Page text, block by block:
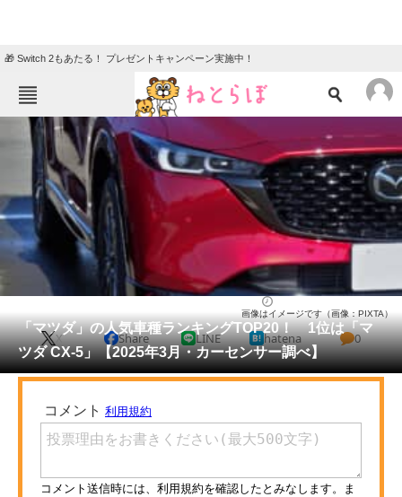
🎁 Switch 2もあたる！ プレゼントキャンペーン実施中！
ねとらぼメニュー
TOP ニュース
エンタメ クイズ
グルメ
住まい
リサーチ
会員記事
メディア
ITの今と未来を見通す
スマホと通信の最新トレンド
「マツダ」の人気車種ランキングTOP20！ 1位は「マ
ツダ CX-5」【2025年3月・カーセンサー調べ】
画像はイメージです（画像：PIXTA）
X Share LINE hatena 0